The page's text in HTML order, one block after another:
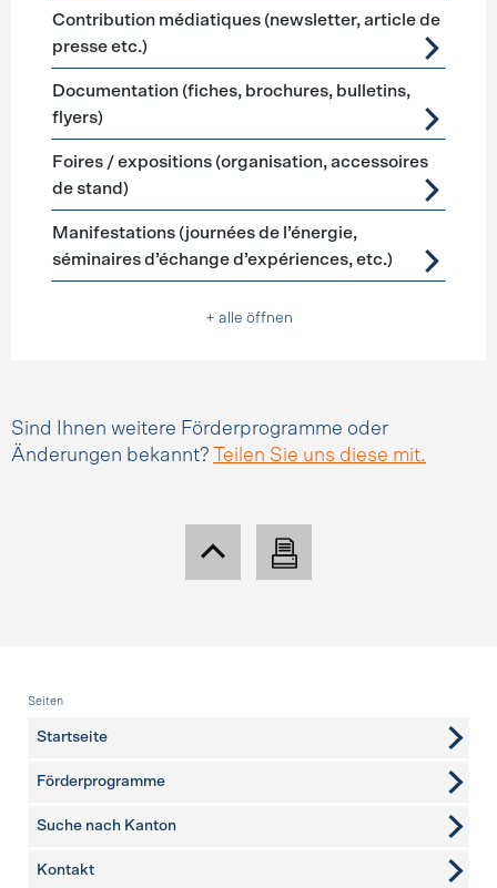
Förderprogramme Kommunikation
Contribution médiatiques (newsletter, article de
presse etc.)
Documentation (fiches, brochures, bulletins,
flyers)
Foires / expositions (organisation, accessoires
de stand)
Manifestations (journées de l’énergie,
séminaires d’échange d’expériences, etc.)
+ alle öffnen
Sind Ihnen weitere Förderprogramme oder
Änderungen bekannt?
Teilen Sie uns diese mit.
Fusszeile
Seiten
Startseite
Förderprogramme
Suche nach Kanton
weitere Seiten
Kontakt